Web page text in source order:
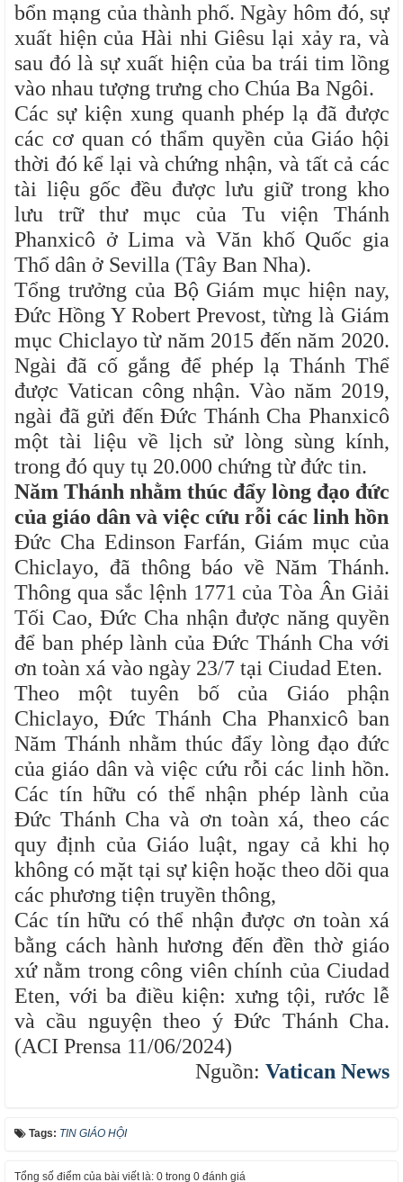
bổn mạng của thành phố. Ngày hôm đó, sự
xuất hiện của Hài nhi Giêsu lại xảy ra, và
sau đó là sự xuất hiện của ba trái tim lồng
vào nhau tượng trưng cho Chúa Ba Ngôi.
Các sự kiện xung quanh phép lạ đã được
các cơ quan có thẩm quyền của Giáo hội
thời đó kể lại và chứng nhận, và tất cả các
tài liệu gốc đều được lưu giữ trong kho
lưu trữ thư mục của Tu viện Thánh
Phanxicô ở Lima và Văn khố Quốc gia
Thổ dân ở Sevilla (Tây Ban Nha).
Tổng trưởng của Bộ Giám mục hiện nay,
Đức Hồng Y Robert Prevost, từng là Giám
mục Chiclayo từ năm 2015 đến năm 2020.
Ngài đã cố gắng để phép lạ Thánh Thể
được Vatican công nhận. Vào năm 2019,
ngài đã gửi đến Đức Thánh Cha Phanxicô
một tài liệu về lịch sử lòng sùng kính,
trong đó quy tụ 20.000 chứng từ đức tin.
Năm Thánh nhằm thúc đẩy lòng đạo đức
của giáo dân và việc cứu rỗi các linh hồn
Đức Cha Edinson Farfán, Giám mục của
Chiclayo, đã thông báo về Năm Thánh.
Thông qua sắc lệnh 1771 của Tòa Ân Giải
Tối Cao, Đức Cha nhận được năng quyền
để ban phép lành của Đức Thánh Cha với
ơn toàn xá vào ngày 23/7 tại Ciudad Eten.
Theo một tuyên bố của Giáo phận
Chiclayo, Đức Thánh Cha Phanxicô ban
Năm Thánh nhằm thúc đẩy lòng đạo đức
của giáo dân và việc cứu rỗi các linh hồn.
Các tín hữu có thể nhận phép lành của
Đức Thánh Cha và ơn toàn xá, theo các
quy định của Giáo luật, ngay cả khi họ
không có mặt tại sự kiện hoặc theo dõi qua
các phương tiện truyền thông,
Các tín hữu có thể nhận được ơn toàn xá
bằng cách hành hương đến đền thờ giáo
xứ nằm trong công viên chính của Ciudad
Eten, với ba điều kiện: xưng tội, rước lễ
và cầu nguyện theo ý Đức Thánh Cha.
(ACI Prensa 11/06/2024)
Nguồn: Vatican News
Tags: TIN GIÁO HỘI
Tổng số điểm của bài viết là: 0 trong 0 đánh giá